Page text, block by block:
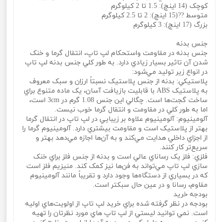
کوچک (14 اينچ): 1.5 تا 2 کيلوگرم
متوسط ??(15 اينچ): 2 تا 2.5 کيلوگرم
بزرگ (17 اينچ): 3 کيلوگرم
جنس بدنه
جنس بدنه در مقاومت واستحکام لپ تاپ، انتقال گرما و خنک
شدن آن تاثير بسيار زيادي دارد. به طور کلي جنس بدنه لپ تاپ
در انواع زير توليد مي‌شود:
پلاستيکي: بدنه از جنس پلاستيک نسبتاً ارزان و سبک معروف
به پلاستيک ABS با قابليت بازيافت آسان، يک ماده متنوع براي
ساخت گجت‌ها است. چگالي اين جنس 1.08 گرم در 3cm است،
اما به طور کلي در مقاومت و انتقال گرما خوب نيست.
آلومينيوم: آلومينيوم علاوه بر زيبايي در لپ تاپ در انتقال گرما
بهتر از پلاستيک است و مقاومت بيشتري دارد. آلومينيوم گرما را
از اجزاي داخلي هدايت مي‌کند و به آ‌ن‌ها اجازه مي‌دهد بهتر و
سريع‌تر کار کنند.
فلزي: فلز يک رساناي عالي است و بدنه از جنس فلز براي خنک
سازي لپ تاپ مي‌تواند به فن‌ها نيز کمک کند. منيزيم فلز است
که در بسياري از دستگاه‌ها وجود دارد و تقريباً مانند آلومينيوم
مقاوم، رسانا و در عين حال سبکتر است.
بودجه خريد
بودجه در نظر گرفته شده براي خريد لپ تاپ از اولويت‌هاي اوليه
است. نمي‌ توانيد ليستي از لپ تاپ‌ هاي مورد نظرتان را تهيه